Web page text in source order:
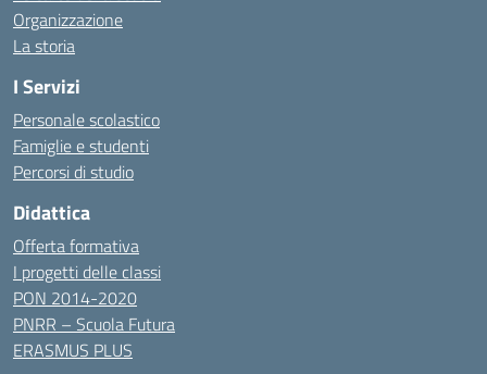
Organizzazione
La storia
I Servizi
Personale scolastico
Famiglie e studenti
Percorsi di studio
Didattica
Offerta formativa
I progetti delle classi
PON 2014-2020
PNRR – Scuola Futura
ERASMUS PLUS